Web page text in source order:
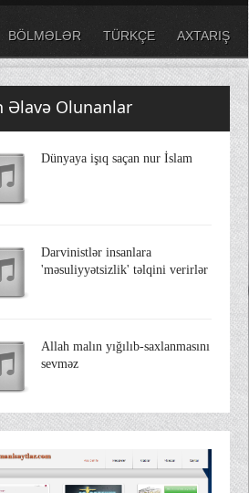
BÖLMƏLƏR TÜRKÇE AXTARIŞ
Əlavə Olunanlar
Dünyaya işıq saçan nur İslam
Darvinistlər insanlara
'məsuliyyətsizlik' təlqini verirlər
Allah malın yığılıb-saxlanmasını
sevməz